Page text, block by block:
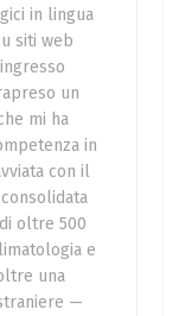
in lingua
siti web
un
mi ha
in
con il
oltre 500
e
una
—